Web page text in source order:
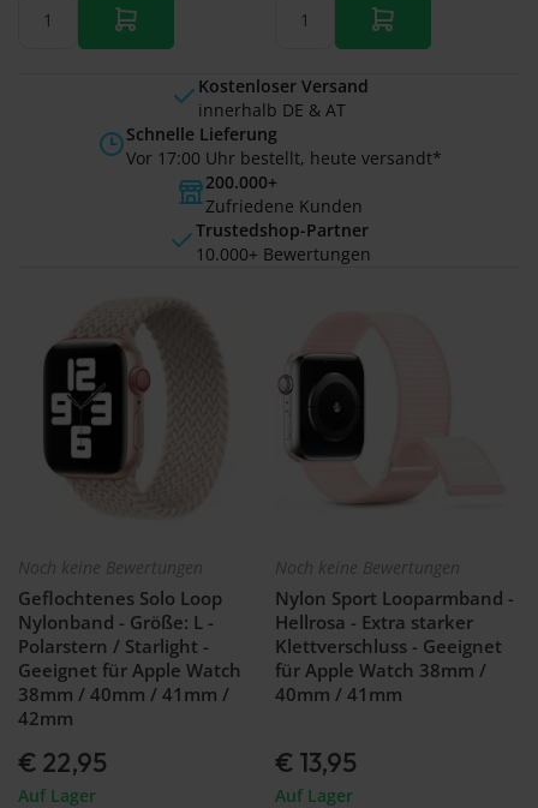
Kostenloser Versand
innerhalb DE & AT
Schnelle Lieferung
Vor 17:00 Uhr bestellt, heute versandt*
200.000+
Zufriedene Kunden
Trustedshop-Partner
10.000+ Bewertungen
Noch keine Bewertungen
Geflochtenes Solo Loop
Nylonband - Größe: L -
Polarstern / Starlight -
Geeignet für Apple Watch
38mm / 40mm / 41mm /
42mm
€ 22,95
Auf Lager
Noch keine Bewertungen
Nylon Sport Looparmband -
Hellrosa - Extra starker
Klettverschluss - Geeignet
für Apple Watch 38mm /
40mm / 41mm
€ 13,95
Auf Lager